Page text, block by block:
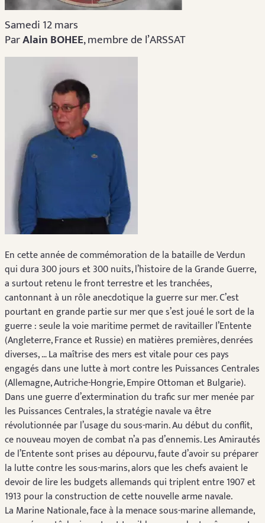
Samedi 12 mars
ParAlain BOHEE, membre de l’ARSSAT
En cette année de commémoration de la bataille de Verdun
qui dura 300 jours et 300 nuits, l’histoire de la Grande Guerre,
a surtout retenu le front terrestre et les tranchées,
cantonnant à un rôle anecdotique la guerre sur mer. C’est
pourtant en grande partie sur mer que s’est joué le sort de la
guerre : seule la voie maritime permet de ravitailler l’Entente
(Angleterre, France et Russie) en matières premières, denrées
diverses, … La maîtrise des mers est vitale pour ces pays
engagés dans une lutte à mort contre les Puissances Centrales
(Allemagne, Autriche-Hongrie, Empire Ottoman et Bulgarie).
Dans une guerre d’extermination du trafic sur mer menée par
les Puissances Centrales, la stratégie navale va être
révolutionnée par l’usage du sous-marin. Au début du conflit,
ce nouveau moyen de combat n’a pas d’ennemis. Les Amirautés
de l’Entente sont prises au dépourvu, faute d’avoir su préparer
la lutte contre les sous-marins, alors que les chefs avaient le
devoir de lire les budgets allemands qui triplent entre 1907 et
1913 pour la construction de cette nouvelle arme navale.
La Marine Nationale, face à la menace sous-marine allemande,